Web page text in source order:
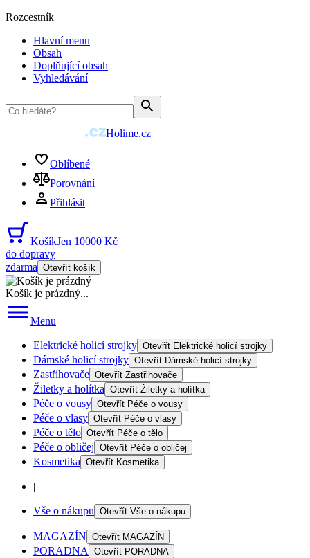
Rozcestník
Hlavní menu
Obsah
Doplňující obsah
Vyhledávání
Holime.cz
Oblíbené
Porovnání
Přihlásit
KošíkJen 10000 Kč
do dopravy
zdarma Otevřít košík
Košík je prázdný...
Menu
Elektrické holicí strojky Otevřít Elektrické holicí strojky
Dámské holicí strojky Otevřít Dámské holicí strojky
Zastřihovače Otevřít Zastřihovače
Žiletky a holítka Otevřít Žiletky a holítka
Péče o vousy Otevřít Péče o vousy
Péče o vlasy Otevřít Péče o vlasy
Péče o tělo Otevřít Péče o tělo
Péče o obličej Otevřít Péče o obličej
Kosmetika Otevřít Kosmetika
|
Vše o nákupu Otevřít Vše o nákupu
MAGAZÍN Otevřít MAGAZÍN
PORADNA Otevřít PORADNA